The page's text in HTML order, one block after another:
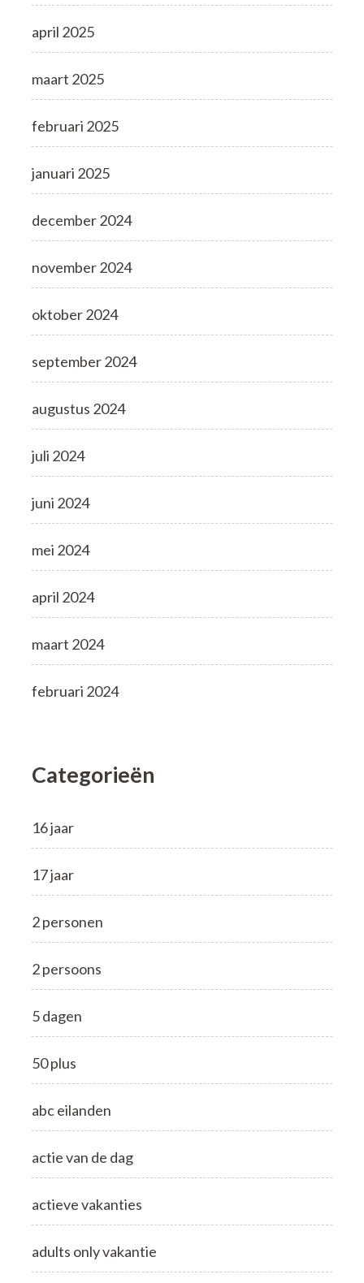
april 2025
maart 2025
februari 2025
januari 2025
december 2024
november 2024
oktober 2024
september 2024
augustus 2024
juli 2024
juni 2024
mei 2024
april 2024
maart 2024
februari 2024
Categorieën
16 jaar
17 jaar
2 personen
2 persoons
5 dagen
50 plus
abc eilanden
actie van de dag
actieve vakanties
adults only vakantie